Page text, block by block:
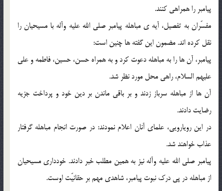
پیامبر را همراهى کنند.
مفسّران به تفصیل، آیه ی مباهله پیامبر صلى الله علیه وآله با مسیحیان را
نقل کرده اند. مضمون این گفته ها چنین است:
پیامبر، آن ها را به مباهله دعوت کرد و به همراه حسن، حسین، فاطمه و على
علیهم السلام، راهى محل مورد نظر شد.
آن ها از مباهله سرباز زدند و بر باقى ماندن بر دین خود و پرداخت جزیه
رضایت دادند.
در این رویارویى، علماى آنان اعلام نمودند: در صورت انجام مباهله گرفتار
عذاب خواهند شد.
پیامبر صلى الله علیه وآله نیز به همین مطلب خبر دادند. خوددارى مسیحیان
از مباهله در پى درک نبوت پیامبر، شاهدى مهم بر حقانیّت اوست.